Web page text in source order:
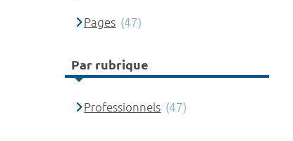
Pages (47)
Par rubrique
Professionnels (47)